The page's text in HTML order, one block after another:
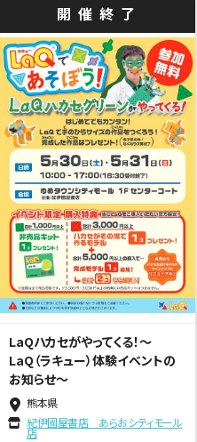
開催終了
LaQハカセがやってくる！～
LaQ（ラキュー）体験イベントの
お知らせ～
熊本県
紀伊國屋書店 あらおシティモール
店